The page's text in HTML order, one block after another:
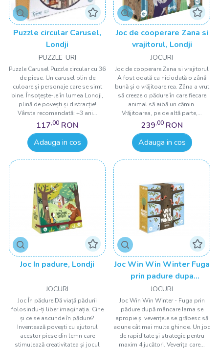
Puzzle circular Carusel,
Londji
PUZZLE-URI
Puzzle Carusel Puzzle circular cu 36
de piese. Un carusel plin de
culoare și personaje care se simt
bine. Însoțește-le în lumea Londji,
plină de povești și distracție!
Vârsta recomandată: +3 ani...
117,00 RON
Adauga in cos
Joc de cooperare Zana si
vrajitorul, Londji
JOCURI
Joc de cooperare Zana si vrajitorul
A fost odată ca niciodată o zână
bună și o vrăjitoare rea. Zâna a vrut
să creeze o pădure în care fiecare
animal să aibă un cămin.
Vrăjitoarea, pe de altă parte,...
239,00 RON
Adauga in cos
Joc In padure, Londji
JOCURI
Joc În pădure Dă viață pădurii
folosindu-ți liber imaginația. Cine
și ce se ascunde în pădure?
Inventează povești cu ajutorul
acestor piese din lemn care
stimulează creativitatea și jocul
Joc Win Win Winter Fuga
prin padure dupa
mancare, Londji
JOCURI
Joc Win Win Winter - Fuga prin
pădure după mâncare Iarna se
apropie și veverițele se grăbesc să
adune cât mai multe ghinde. Un joc
de rapiditate și strategie pentru
maxim 4 jucători. Veverița care...